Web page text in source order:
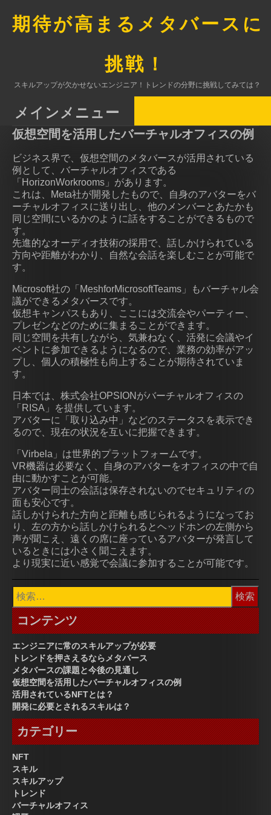
期待が高まるメタバースに
挑戦！
スキルアップが欠かせないエンジニア！トレンドの分野に挑戦してみては？
メインメニュー
仮想空間を活用したバーチャルオフィスの例
ビジネス界で、仮想空間のメタバースが活用されている
例として、バーチャルオフィスである
「HorizonWorkrooms」があります。
これは、Meta社が開発したもので、自身のアバターをバ
ーチャルオフィスに送り出し、他のメンバーとあたかも
同じ空間にいるかのように話をすることができるもので
す。
先進的なオーディオ技術の採用で、話しかけられている
方向や距離がわかり、自然な会話を楽しむことが可能で
す。
Microsoft社の「MeshforMicrosoftTeams」もバーチャル会
議ができるメタバースです。
仮想キャンパスもあり、ここには交流会やパーティー、
プレゼンなどのために集まることができます。
同じ空間を共有しながら、気兼ねなく、活発に会議やイ
ベントに参加できるようになるので、業務の効率がアッ
プし、個人の積極性も向上することが期待されていま
す。
日本では、株式会社OPSIONがバーチャルオフィスの
「RISA」を提供しています。
アバターに「取り込み中」などのステータスを表示でき
るので、現在の状況を互いに把握できます。
「Virbela」は世界的プラットフォームです。
VR機器は必要なく、自身のアバターをオフィスの中で自
由に動かすことが可能。
アバター同士の会話は保存されないのでセキュリティの
面も安心です。
話しかけられた方向と距離も感じられるようになってお
り、左の方から話しかけられるとヘッドホンの左側から
声が聞こえ、遠くの席に座っているアバターが発言して
いるときには小さく聞こえます。
より現実に近い感覚で会議に参加することが可能です。
検
索:
コンテンツ
エンジニアに常のスキルアップが必要
トレンドを押さえるならメタバース
メタバースの課題と今後の見通し
仮想空間を活用したバーチャルオフィスの例
活用されているNFTとは？
開発に必要とされるスキルは？
カテゴリー
NFT
スキル
スキルアップ
トレンド
バーチャルオフィス